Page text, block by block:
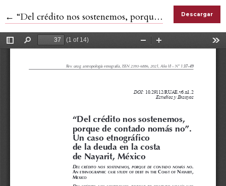
← Volver a los detalles del artículo
“Del crédito nos sostenemos, porque de contado nomás no”. Un caso etnográfico de la deuda en la costa de Nayarit, México Descargar